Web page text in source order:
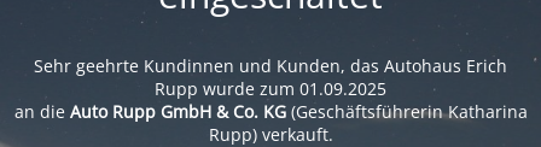
Sehr geehrte Kundinnen und Kunden, das Autohaus Erich
Rupp wurde zum 01.09.2025
an die Auto Rupp GmbH & Co. KG(Geschäftsführerin Katharina
Rupp) verkauft.